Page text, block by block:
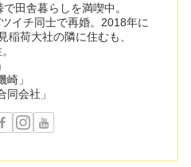
田舎暮らしを満喫中。
イチ同士で再婚。2018年に
稲荷大社の隣に住むも、
」
会社」